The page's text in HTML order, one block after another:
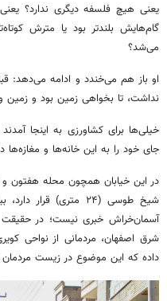
یعنی هیچ فلسفه دیگری ندارد؟
گام‌هایش بلندتر بود یا مترش
می‌شد؟
او باز هم می‌خندد و ادامه می‌دهد:
نداشت، تا بخواهی زمین بود و زمین
خیلی‌ها برای کشاورزی به اینجا
جای خود را به این خانه‌ها و
در این خیابان همچون محله هفتون
شیخ طوسی (۲۴ متری)
شرق اصفهان، مردمانی از نواحی
داده که این موضوع در زیست مردمان